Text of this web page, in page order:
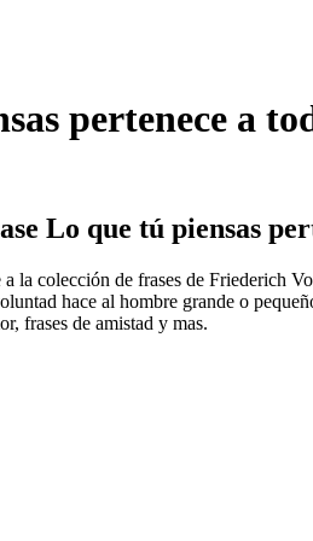
pertenece a
Lo que tú piensas
la colección de frases de Friederich
hace al hombre grande o
frases de amistad y mas.